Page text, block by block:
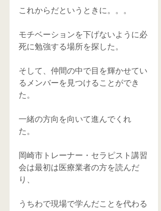
これからだというときに。。。
モチベーションを下げないように必
死に勉強する場所を探した。
そして、仲間の中で目を輝かせてい
るメンバーを見つけることができ
た。
一緒の方向を向いて進んでくれ
た。
岡崎市トレーナー・セラピスト講習
会は最初は医療業者の方を読んだ
り、
うちわで現場で学んだことを代わる